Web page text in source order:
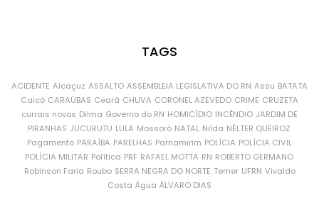
TAGS
ACIDENTE Alcaçuz ASSALTO ASSEMBLEIA LEGISLATIVA DO RN Assu BATATA
Caicó CARAÚBAS Ceará CHUVA CORONEL AZEVEDO CRIME CRUZETA
currais novos Dilma Governo do RN HOMICÍDIO INCÊNDIO JARDIM DE
PIRANHAS JUCURUTU LULA Mossoró NATAL Nilda NÉLTER QUEIROZ
Pagamento PARAÍBA PARELHAS Parnamirim POLÍCIA POLÍCIA CIVIL
POLÍCIA MILITAR Política PRF RAFAEL MOTTA RN ROBERTO GERMANO
Robinson Faria Roubo SERRA NEGRA DO NORTE Temer UFRN Vivaldo
Costa Água ÁLVARO DIAS